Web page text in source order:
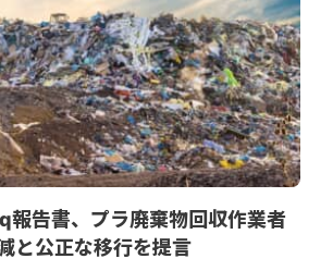
告書、プラ廃棄物回収作業者
と公正な移行を提言